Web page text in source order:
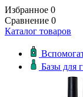
Избранное 0
Сравнение 0
Каталог товаров
Базы для